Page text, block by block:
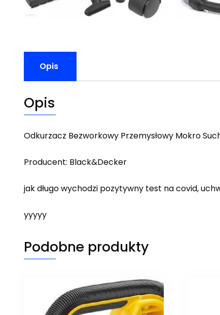
Opis
Opis
Odkurzacz Bezworkowy Przemysłowy Mokro
Producent: Black&Decker
jak długo wychodzi pozytywny test na covid,
yyyyy
Podobne produkty